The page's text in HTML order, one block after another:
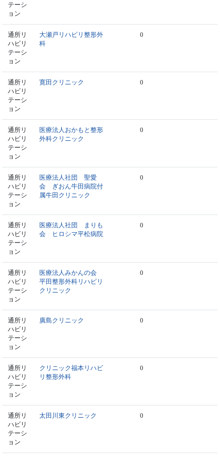
テーシ
ョン
通所リ
ハビリ
テーシ
ョン
大瀬戸リハビリ整形外
科
0
通所リ
ハビリ
テーシ
ョン
寛田クリニック 0
通所リ
ハビリ
テーシ
ョン
医療法人おかもと整形
外科クリニック
0
通所リ
ハビリ
テーシ
ョン
医療法人社団 聖愛
会 ぎおん牛田病院付
属牛田クリニック
0
通所リ
ハビリ
テーシ
ョン
医療法人社団 まりも
会 ヒロシマ平松病院
0
通所リ
ハビリ
テーシ
ョン
医療法人みかんの会
平田整形外科リハビリ
クリニック
0
通所リ
ハビリ
テーシ
ョン
廣島クリニック 0
通所リ
ハビリ
テーシ
ョン
クリニック福本リハビ
リ整形外科
0
通所リ
ハビリ
テーシ
ョン
太田川東クリニック 0